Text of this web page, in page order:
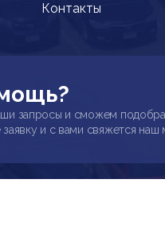
Контакты
запросы и сможем
заявку и с вами свяжется